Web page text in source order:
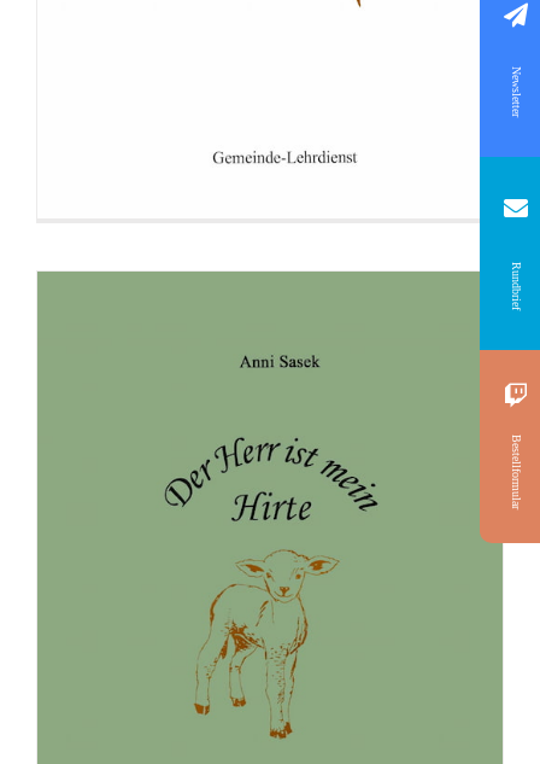
Broschüre: Die festgesetzten Zeiten
Newsletter
Rundbrief
Bestellformular